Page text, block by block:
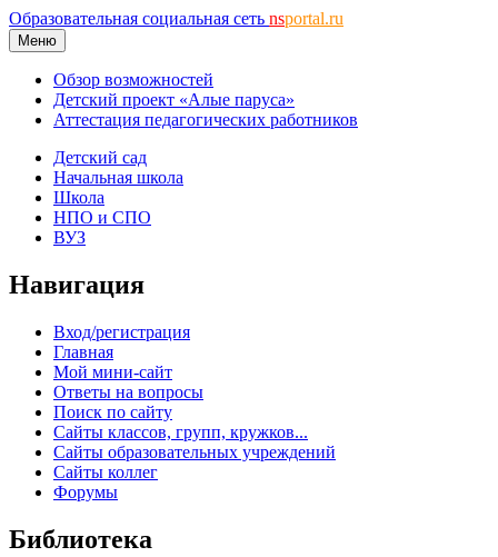
Образовательная социальная сеть nsportal.ru
Меню
Обзор возможностей
Детский проект «Алые паруса»
Аттестация педагогических работников
Детский сад
Начальная школа
Школа
НПО и СПО
ВУЗ
Навигация
Вход/регистрация
Главная
Мой мини-сайт
Ответы на вопросы
Поиск по сайту
Сайты классов, групп, кружков...
Сайты образовательных учреждений
Сайты коллег
Форумы
Библиотека